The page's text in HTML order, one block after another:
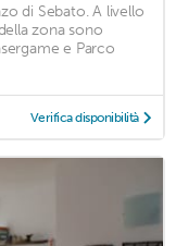
di Sebato. A livello
zona sono
e Parco
Verifica disponibilità